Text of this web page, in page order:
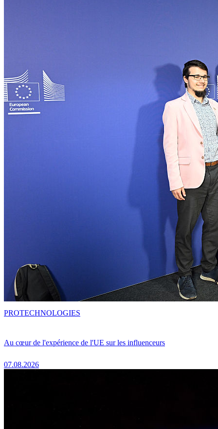
Au cœur de l'expérience de l'UE sur les influenceurs
07.08.2026
PROTECHNOLOGIES